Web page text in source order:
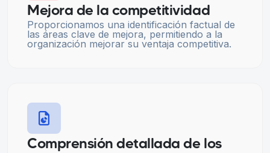
Mejora de la competitividad
Proporcionamos una identificación factual de
las áreas clave de mejora, permitiendo a la
organización mejorar su ventaja competitiva.
Comprensión detallada de los